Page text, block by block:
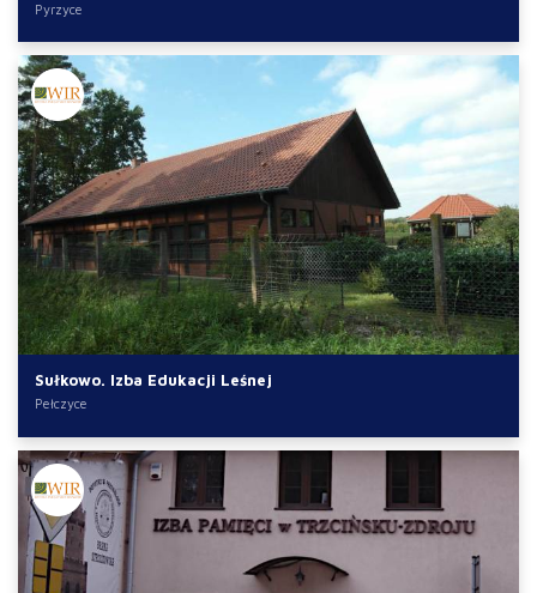
Pyrzyce
Sułkowo. Izba Edukacji Leśnej
Pełczyce